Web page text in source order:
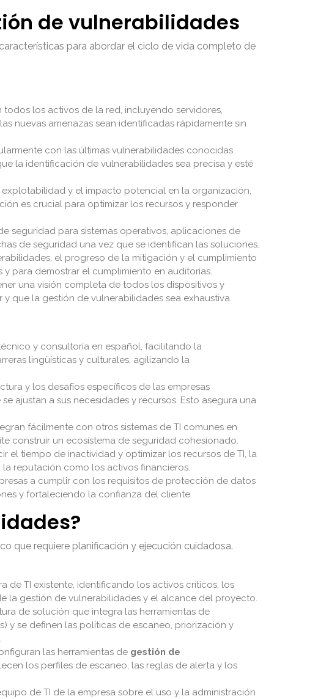
de vulnerabilidades
para abordar el ciclo de vida completo de
los activos de la red, incluyendo servidores,
nuevas amenazas sean identificadas rápidamente sin
con las últimas vulnerabilidades conocidas
la identificación de vulnerabilidades sea precisa y esté
y el impacto potencial en la organización,
es crucial para optimizar los recursos y responder
seguridad para sistemas operativos, aplicaciones de
de seguridad una vez que se identifican las soluciones.
el progreso de la mitigación y el cumplimiento
para demostrar el cumplimiento en auditorías.
una visión completa de todos los dispositivos y
que la gestión de vulnerabilidades sea exhaustiva.
y consultoría en español, facilitando la
lingüísticas y culturales, agilizando la
y los desafíos específicos de las empresas
se ajustan a sus necesidades y recursos. Esto asegura una
fácilmente con otros sistemas de TI comunes en
construir un ecosistema de seguridad cohesionado.
el tiempo de inactividad y optimizar los recursos de TI, la
reputación como los activos financieros.
a cumplir con los requisitos de protección de datos
y fortaleciendo la confianza del cliente.
que requiere planificación y ejecución cuidadosa.
de TI existente, identificando los activos críticos, los
la gestión de vulnerabilidades y el alcance del proyecto.
de solución que integra las herramientas de
y se definen las políticas de escaneo, priorización y
las herramientas de gestión de
los perfiles de escaneo, las reglas de alerta y los
de TI de la empresa sobre el uso y la administración